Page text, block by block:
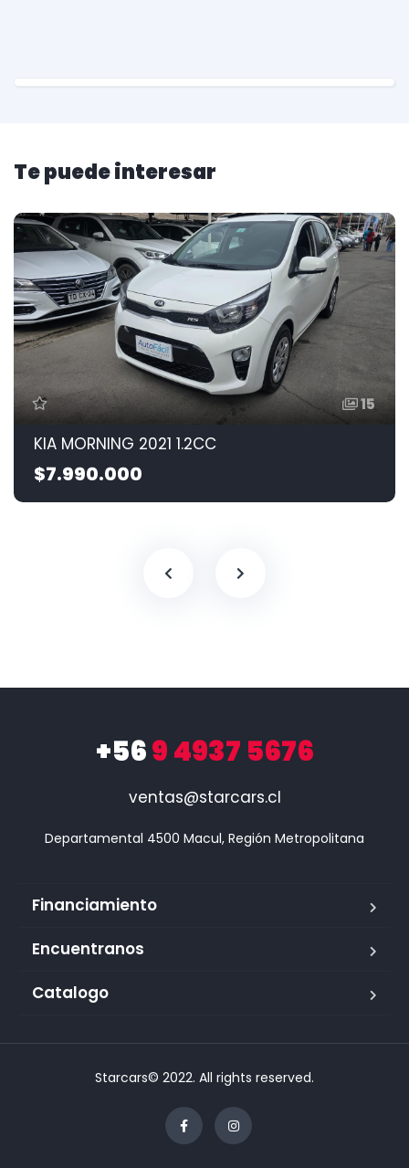
Te puede interesar
15
KIA MORNING 2021 1.2CC
$7.990.000
+569 4937 5676
ventas@starcars.cl
Financiamiento
Encuentranos
Catalogo
Starcars© 2022. All rights reserved.